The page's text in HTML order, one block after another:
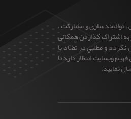
توانمندسازی و مشارکت ،
به اشتراک گذاردن همگانی
و مطلبي در تضاد با
وبسایت انتظار دارد تا
نمایید.